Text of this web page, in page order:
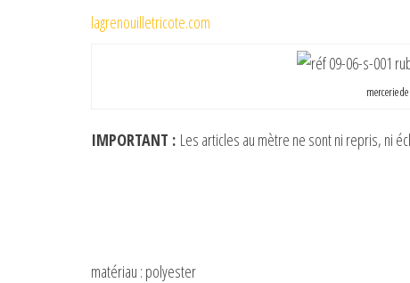
lagrenouilletricote.com
mercerie
IMPORTANT : Les articles au mètre ne sont ni repris, ni
matériau : polyester